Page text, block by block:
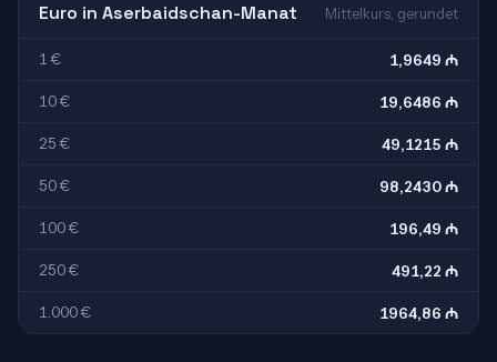
Euro in Aserbaidschan-Manat Mittelkurs, gerundet
1 € 1,9649 ₼
10 € 19,6486 ₼
25 € 49,1215 ₼
50 € 98,2430 ₼
100 € 196,49 ₼
250 € 491,22 ₼
1.000 € 1964,86 ₼